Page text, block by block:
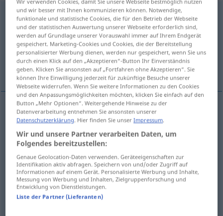
zungenfertigadj
Übersicht aller Übersetzungen
(Für mehr Details die Übersetzung anklicken/antippen)
eloquent, fluent, voluble glib
eloquent zungenfertigredegewandt
fluent zungenfertigredegewandt
voluble zungenfertigredegewandt
glib zungenfertig
und wir besser mit Ihnen kommunizieren können. Notwendige,
funktionale und statistische Cookies, die für den Betrieb der Webseite
und der statistischen Auswertung unserer Webseite erforderlich sind,
werden auf Grundlage unserer Vorauswahl immer auf Ihrem Endgerät
gespeichert. Marketing-Cookies und Cookies, die der Bereitstellung
personalisierter Werbung dienen, werden nur gespeichert, wenn Sie uns
durch einen Klick auf den „Akzeptieren“-Button Ihr Einverständnis
geben. Klicken Sie ansonsten auf „Fortfahren ohne Akzeptieren“. Sie
können Ihre Einwilligung jederzeit für zukünftige Besuche unserer
Webseite widerrufen. Wenn Sie weitere Informationen zu den Cookies
und den Anpassungsmöglichkeiten möchten, klicken Sie einfach auf den
Button „Mehr Optionen“. Weitergehende Hinweise zu der
Datenverarbeitung entnehmen Sie ansonsten unserer
Datenschutzerklärung . Hier finden Sie unserImpressum
Wir und unsere Partner verarbeiten Daten, um
Folgendes bereitzustellen:
Genaue Geolocation-Daten verwenden. Geräteeigenschaften zur
Identifikation aktiv abfragen. Speichern von und/oder Zugriff auf
Informationen auf einem Gerät. Personalisierte Werbung und Inhalte,
Messung von Werbung und Inhalten, Zielgruppenforschung und
Entwicklung von Dienstleistungen.
Liste der Partner (Lieferanten)